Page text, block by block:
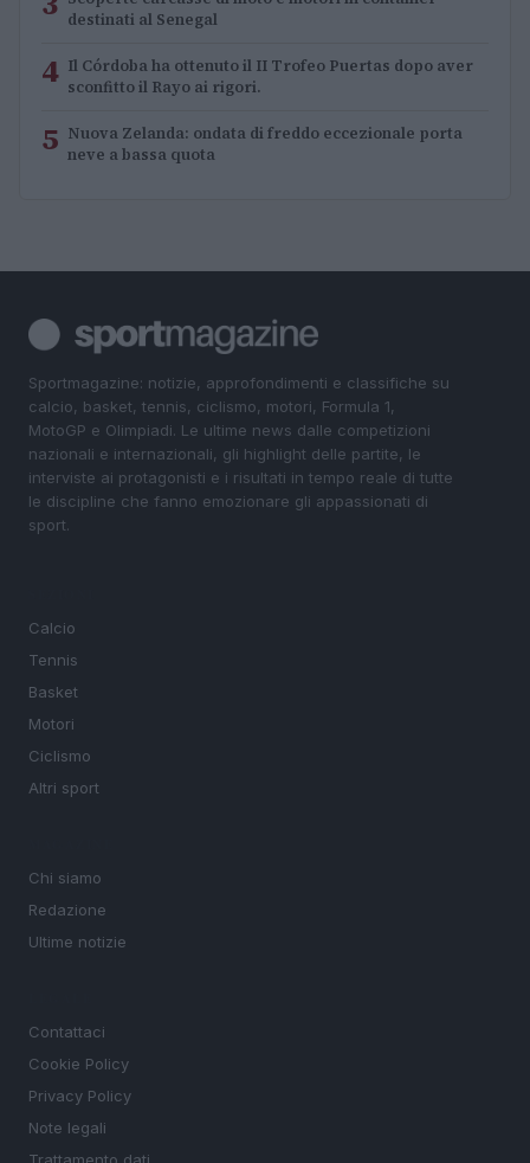
destinati al Senegal
4 Il Córdoba ha ottenuto il II Trofeo Puertas dopo aver
sconfitto il Rayo ai rigori.
5 Nuova Zelanda: ondata di freddo eccezionale porta
neve a bassa quota
Sportmagazine: notizie, approfondimenti e classifiche su
calcio, basket, tennis, ciclismo, motori, Formula 1,
MotoGP e Olimpiadi. Le ultime news dalle competizioni
nazionali e internazionali, gli highlight delle partite, le
interviste ai protagonisti e i risultati in tempo reale di tutte
le discipline che fanno emozionare gli appassionati di
sport.
Calcio
Tennis
Basket
Motori
Ciclismo
Altri sport
Chi siamo
Redazione
Ultime notizie
Contattaci
Cookie Policy
Privacy Policy
Note legali